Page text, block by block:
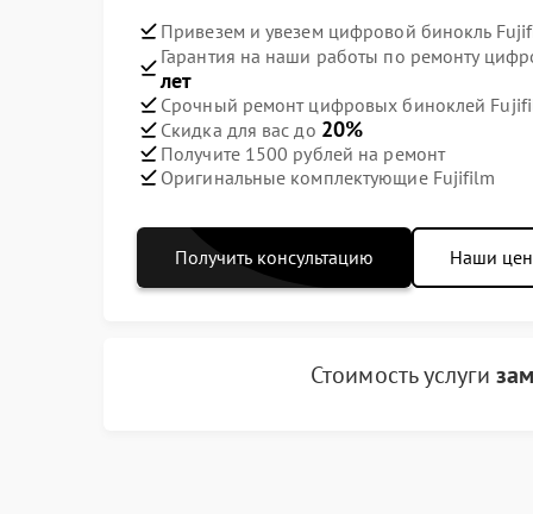
Привезем и увезем цифровой бинокль
Гарантия на наши работы по ремонту
лет
Срочный ремонт цифровых биноклей
Скидка для вас до 20%
Получите 1500 рублей на ремонт
Оригинальные комплектующие Fujifilm
Получить консультацию Наши
Стоимость услуги